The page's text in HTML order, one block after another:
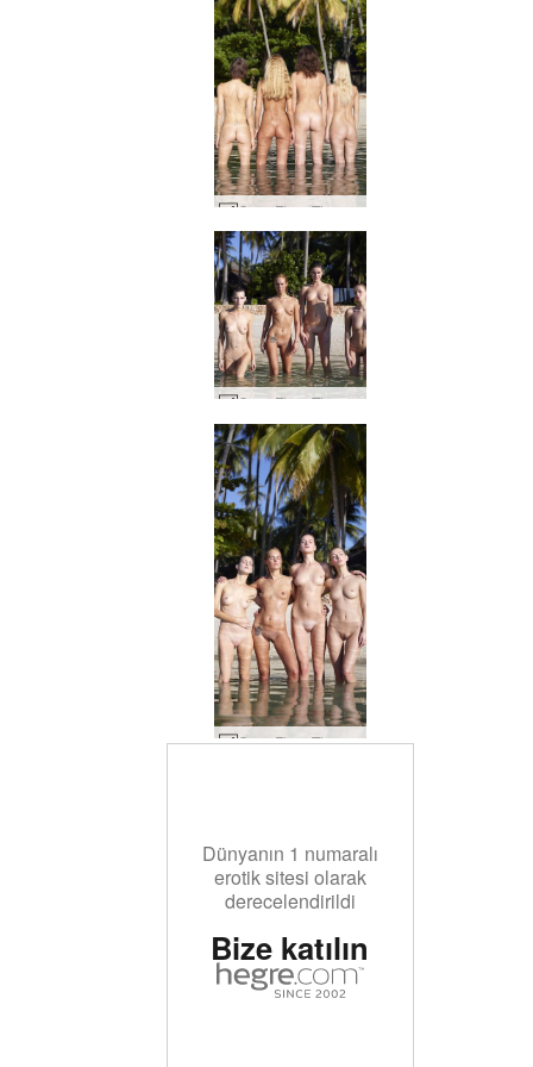
Coxy Flora Thea Zaika 4 diva #38
Coxy Flora Thea Zaika ıslak vücutlar #32
Coxy Flora Thea Zaika ıslak vücutlar #40
Dünyanın 1 numaralı
erotik sitesi olarak
derecelendirildi
Bize katılın